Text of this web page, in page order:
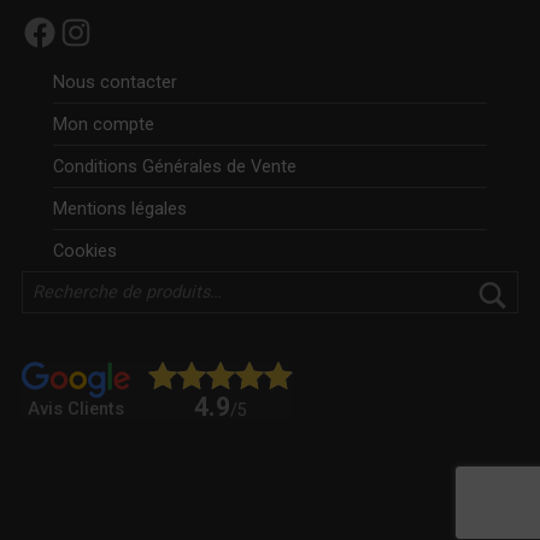
Facebook Instagram
Nous contacter
Mon compte
Conditions Générales de Vente
Mentions légales
Cookies
Avis Clients 4.9/5